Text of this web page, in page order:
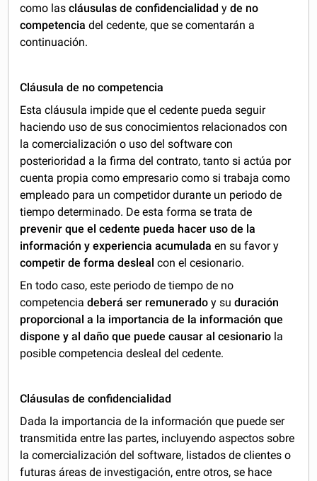
como lascláusulas de confidencialidad yde no
competencia del cedente, que se comentarán a
continuación.
Cláusula de no competencia
Esta cláusula impide que el cedente pueda seguir
haciendo uso de sus conocimientos relacionados con
la comercialización o uso del software con
posterioridad a la firma del contrato, tanto si actúa por
cuenta propia como empresario como si trabaja como
empleado para un competidor durante un periodo de
tiempo determinado. De esta forma se trata de
prevenir que el cedente pueda hacer uso de la
información y experiencia acumulada en su favor y
competir de forma desleal con el cesionario.
En todo caso, este periodo de tiempo de no
competenciadeberá ser remunerado y suduración
proporcional a la importancia de la información que
dispone y al daño que puede causar al cesionario la
posible competencia desleal del cedente.
Cláusulas de confidencialidad
Dada la importancia de la información que puede ser
transmitida entre las partes, incluyendo aspectos sobre
la comercialización del software, listados de clientes o
futuras áreas de investigación, entre otros, se hace